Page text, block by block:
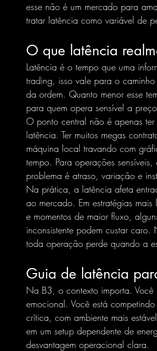
esse não é um mercado para
tratar latência como variável de
O que latência
Latência é o tempo que uma
trading, isso vale para o
da ordem. Quanto menor esse
para quem opera sensível a
O ponto central não é apenas
latência. Ter muitos megas
máquina local travando com
tempo. Para operações
problema é atraso, variação e
Na prática, a latência afeta
ao mercado. Em estratégias
e momentos de maior fluxo,
inconsistente podem custar
toda operação perde quando a
Guia de latência
Na B3, o contexto importa. Você
emocional. Você está
crítica, com ambiente mais
em um setup dependente de
desvantagem operacional clara.